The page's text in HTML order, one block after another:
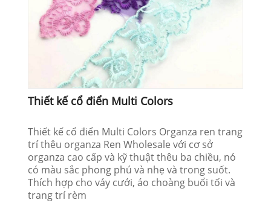
Thiết kế cổ điển Multi Colors
Thiết kế cổ điển Multi Colors Organza ren trang
trí thêu organza Ren Wholesale với cơ sở
organza cao cấp và kỹ thuật thêu ba chiều, nó
có màu sắc phong phú và nhẹ và trong suốt.
Thích hợp cho váy cưới, áo choàng buổi tối và
trang trí rèm